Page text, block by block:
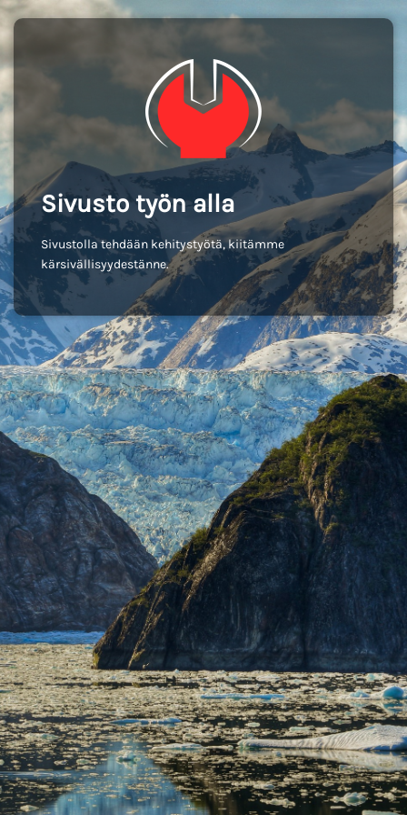
Sivusto työn alla
Sivustolla tehdään kehitystyötä, kiitämme
kärsivällisyydestänne.